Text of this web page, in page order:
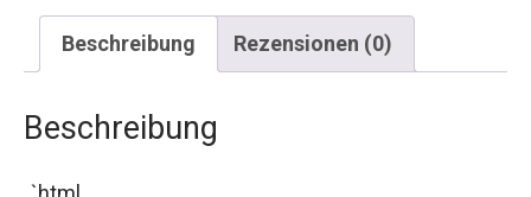
Beschreibung Rezensionen (0)
Beschreibung